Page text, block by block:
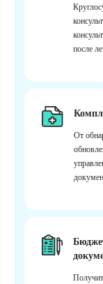
после
От